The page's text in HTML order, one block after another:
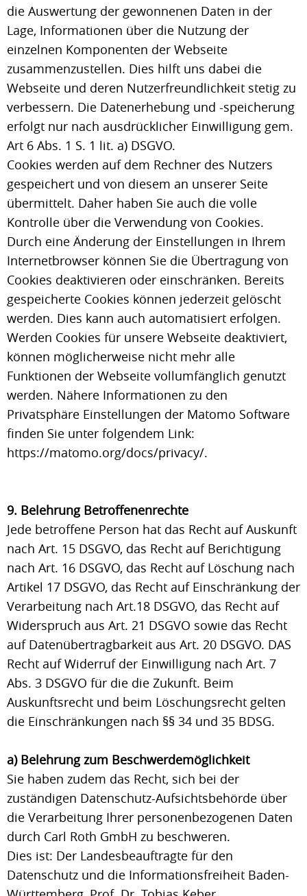
die Auswertung der gewonnenen Daten in der
Lage, Informationen über die Nutzung der
einzelnen Komponenten der Webseite
zusammenzustellen. Dies hilft uns dabei die
Webseite und deren Nutzerfreundlichkeit stetig zu
verbessern. Die Datenerhebung und -speicherung
erfolgt nur nach ausdrücklicher Einwilligung gem.
Art 6 Abs. 1 S. 1 lit. a) DSGVO.
Cookies werden auf dem Rechner des Nutzers
gespeichert und von diesem an unserer Seite
übermittelt. Daher haben Sie auch die volle
Kontrolle über die Verwendung von Cookies.
Durch eine Änderung der Einstellungen in Ihrem
Internetbrowser können Sie die Übertragung von
Cookies deaktivieren oder einschränken. Bereits
gespeicherte Cookies können jederzeit gelöscht
werden. Dies kann auch automatisiert erfolgen.
Werden Cookies für unsere Webseite deaktiviert,
können möglicherweise nicht mehr alle
Funktionen der Webseite vollumfänglich genutzt
werden. Nähere Informationen zu den
Privatsphäre Einstellungen der Matomo Software
finden Sie unter folgendem Link:
https://matomo.org/docs/privacy/.
9. Belehrung Betroffenenrechte
Jede betroffene Person hat das Recht auf Auskunft
nach Art. 15 DSGVO, das Recht auf Berichtigung
nach Art. 16 DSGVO, das Recht auf Löschung nach
Artikel 17 DSGVO, das Recht auf Einschränkung der
Verarbeitung nach Art.18 DSGVO, das Recht auf
Widerspruch aus Art. 21 DSGVO sowie das Recht
auf Datenübertragbarkeit aus Art. 20 DSGVO. DAS
Recht auf Widerruf der Einwilligung nach Art. 7
Abs. 3 DSGVO für die die Zukunft. Beim
Auskunftsrecht und beim Löschungsrecht gelten
die Einschränkungen nach §§ 34 und 35 BDSG.
a) Belehrung zum Beschwerdemöglichkeit
Sie haben zudem das Recht, sich bei der
zuständigen Datenschutz-Aufsichtsbehörde über
die Verarbeitung Ihrer personenbezogenen Daten
durch Carl Roth GmbH zu beschweren.
Dies ist: Der Landesbeauftragte für den
Datenschutz und die Informationsfreiheit Baden-